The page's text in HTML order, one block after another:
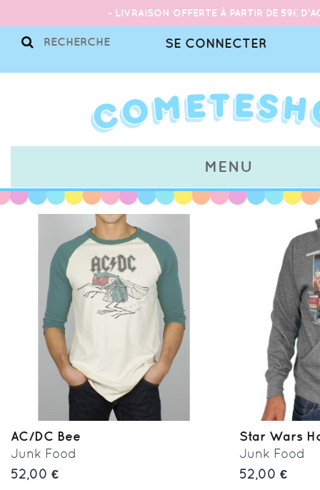
- LIVRAISON OFFERTE À PARTIR DE 59€
SE CONNECTER
MENU
AC/DC Bee
Junk Food
52,00 €
Star Wars
Junk Food
52,00 €